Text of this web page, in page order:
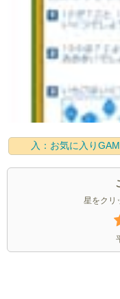
入：お気に入り
星をクリ